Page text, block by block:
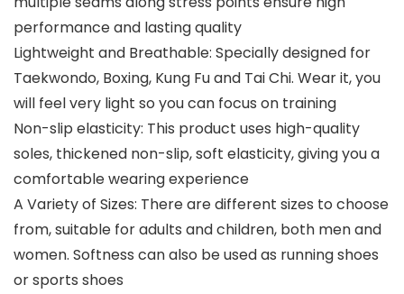
performance and lasting quality
Lightweight and Breathable: Specially designed for
Taekwondo, Boxing, Kung Fu and Tai Chi. Wear it, you
will feel very light so you can focus on training
Non-slip elasticity: This product uses high-quality
soles, thickened non-slip, soft elasticity, giving you a
comfortable wearing experience
A Variety of Sizes: There are different sizes to choose
from, suitable for adults and children, both men and
women. Softness can also be used as running shoes
or sports shoes